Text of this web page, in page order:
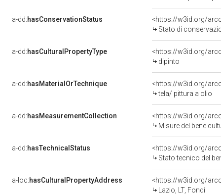
a-dd:hasConservationStatus
<https://w3id.org/
Stato di
a-dd:hasCulturalPropertyType
<https://w3id.org/
dipinto
a-dd:hasMaterialOrTechnique
<https://w3id.org/
tela/ pittura a olio
a-dd:hasMeasurementCollection
<https://w3id.org/
Misure del bene
a-dd:hasTechnicalStatus
<https://w3id.org/
Stato tecnico del
a-loc:hasCulturalPropertyAddress
<https://w3id.org/
Lazio, LT, Fondi